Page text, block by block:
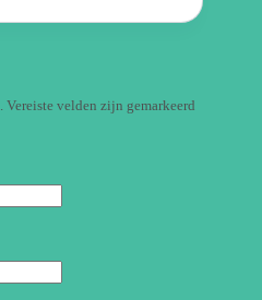
Vereiste velden zijn gemarkeerd